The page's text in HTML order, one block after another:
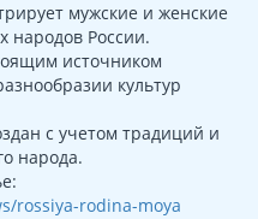
мужские и женские
народов России.
источником
культур
с учетом традиций и
народа.
rossiya-rodina-moya